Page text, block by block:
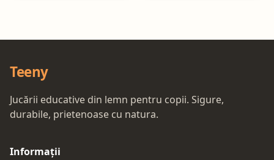
Teeny
Jucării educative din lemn pentru copii. Sigure,
durabile, prietenoase cu natura.
Informații